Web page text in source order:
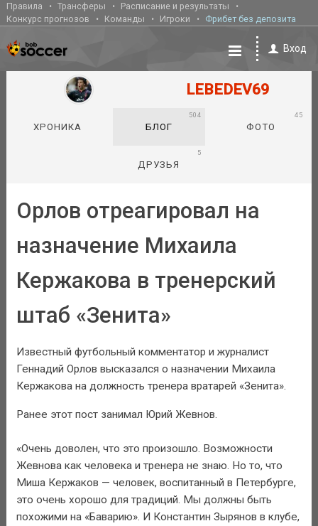
Правила Трансферы
Расписание и результаты
Конкурс прогнозов
Команды Игроки Фрибет без депозита
Вход
LEBEDEV69
ХРОНИКА БЛОГ
504
ФОТО
45
ДРУЗЬЯ
5
Орлов отреагировал на
назначение Михаила
Кержакова в тренерский
штаб «Зенита»
Известный футбольный комментатор и журналист
Геннадий Орлов высказался о назначении Михаила
Кержакова на должность тренера вратарей «Зенита».
Ранее этот пост занимал Юрий Жевнов.
«Очень доволен, что это произошло. Возможности
Жевнова как человека и тренера не знаю. Но то, что
Миша Кержаков — человек, воспитанный в Петербурге,
это очень хорошо для традиций. Мы должны быть
похожими на «Баварию». И Константин Зырянов в клубе,